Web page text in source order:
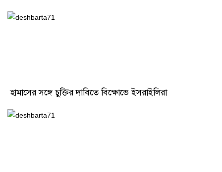
হামাসের সঙ্গে চুক্তির দাবিতে বিক্ষোভে ইসরাইলিরা